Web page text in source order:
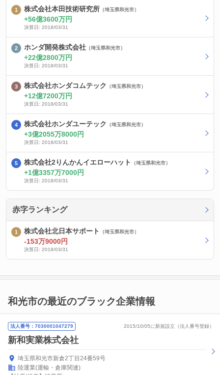
株式会社本田技術研究所 （埼玉県和光市）
56億3600万円
決算日: 2018/03/31
ホンダ開発株式会社 （埼玉県和光市）
22億2800万円
決算日: 2018/03/31
株式会社ホンダコムテック （埼玉県和光市）
12億7200万円
決算日: 2018/03/31
株式会社ホンダユーテック （埼玉県和光市）
3億2055万8000円
決算日: 2018/03/31
株式会社2りんかんイエローハット （埼玉県和光市）
1億3357万7000円
決算日: 2018/03/31
赤字ランキング
株式会社北日本サポート （埼玉県和光市）
-153万9000円
決算日: 2018/03/31
和光市の最近のブラック企業情報
法人番号：7030001047279 2015/10/05に新規設立（法人番号登録）
新和実業株式会社
埼玉県和光市新倉2丁目24番59号
陸運業(運輸・倉庫関連)